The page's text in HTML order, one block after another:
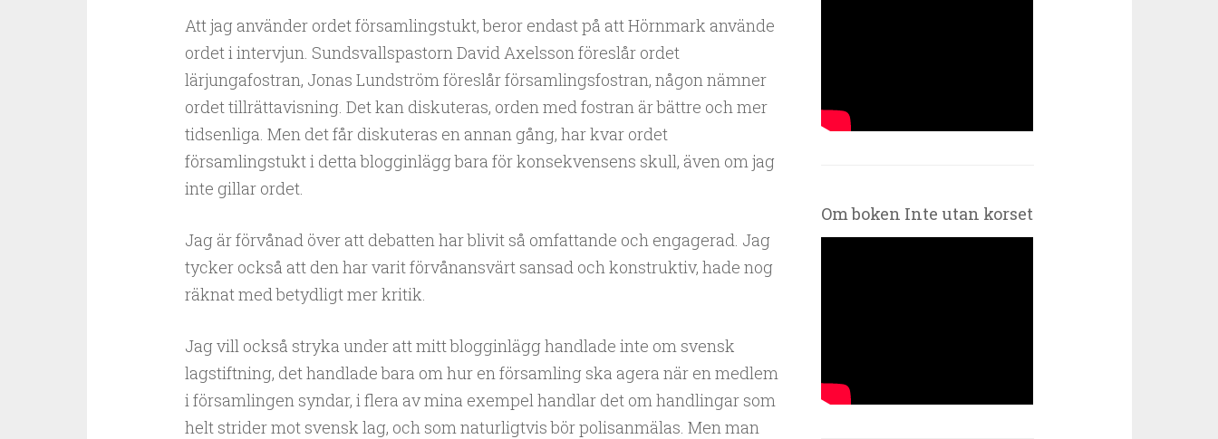
Att jag använder ordet församlingstukt, beror endast på att Hörnmark använde
ordet i intervjun. Sundsvallspastorn David Axelsson föreslår ordet
lärjungafostran, Jonas Lundström föreslår församlingsfostran, någon nämner
ordet tillrättavisning. Det kan diskuteras, orden med fostran är bättre och mer
tidsenliga. Men det får diskuteras en annan gång, har kvar ordet
församlingstukt i detta blogginlägg bara för konsekvensens skull, även om jag
inte gillar ordet.
Jag är förvånad över att debatten har blivit så omfattande och engagerad. Jag
tycker också att den har varit förvånansvärt sansad och konstruktiv, hade nog
räknat med betydligt mer kritik.
Jag vill också stryka under att mitt blogginlägg handlade inte om svensk
lagstiftning, det handlade bara om hur en församling ska agera när en medlem
i församlingen syndar, i flera av mina exempel handlar det om handlingar som
helt strider mot svensk lag, och som naturligtvis bör polisanmälas. Men man
Om boken Inte utan korset